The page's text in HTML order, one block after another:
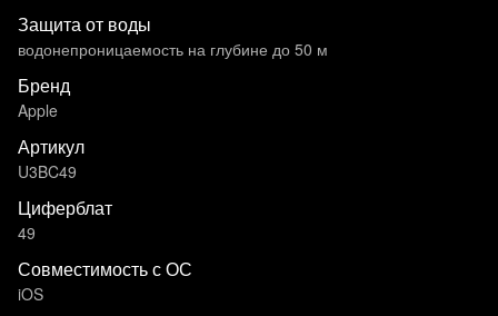
Защита от воды
водонепроницаемость на глубине до 50 м
Бренд
Apple
Артикул
U3BC49
Циферблат
49
Совместимость с ОС
iOS